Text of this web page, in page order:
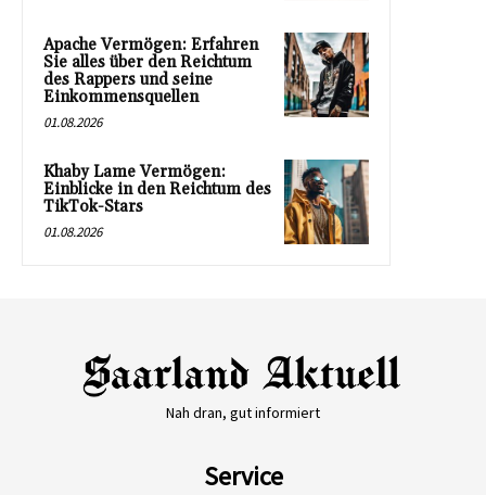
Apache Vermögen: Erfahren
Sie alles über den Reichtum
des Rappers und seine
Einkommensquellen
01.08.2026
Khaby Lame Vermögen:
Einblicke in den Reichtum des
TikTok-Stars
01.08.2026
Nah dran, gut informiert
Service